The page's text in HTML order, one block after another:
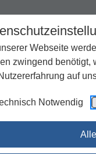
Webseite
zwingend benötigt,
auf
Notwendig